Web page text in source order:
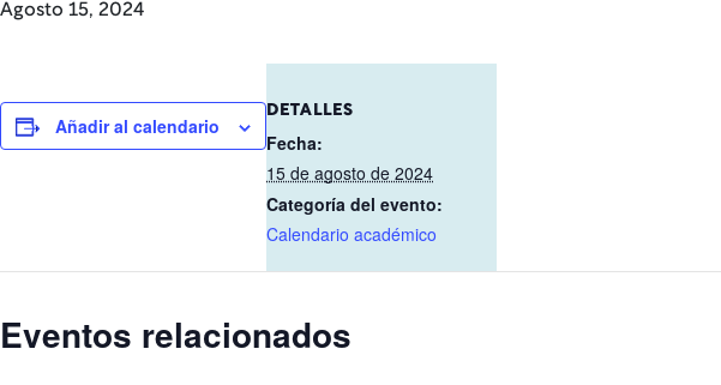
Agosto 15, 2024
Añadir al calendario
DETALLES
Fecha:
15 de agosto de 2024
Categoría del evento:
Calendario académico
Eventos relacionados